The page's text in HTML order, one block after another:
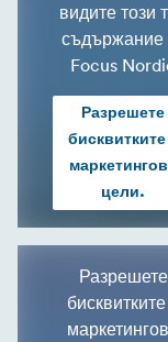
видите този
съдържание
Focus
Разрешете
бисквитките
цели.
Разрешете